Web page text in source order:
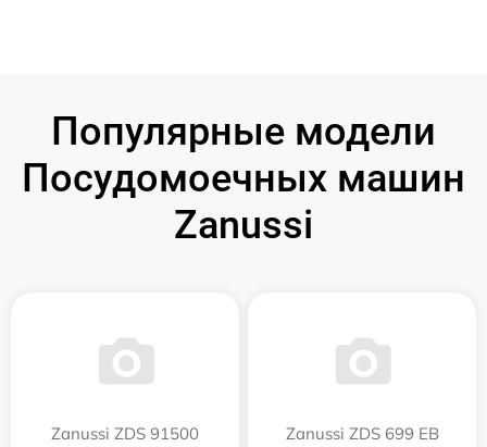
Популярные модели
Посудомоечных машин
Zanussi
Zanussi ZDS 91500 Zanussi ZDS 699 EB